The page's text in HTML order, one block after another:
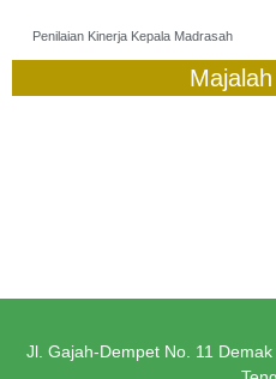
Penilaian Kinerja Kepala Madrasah
Jl. Gajah-Dempet No. 11